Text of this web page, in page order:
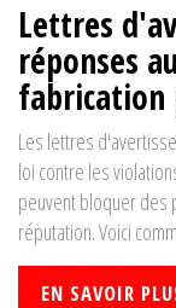
Lettres
réponses
fabrication
Les lettres
loi contre les
peuvent bloquer des
réputation. Voici
courantes, et
EN SAVOIR